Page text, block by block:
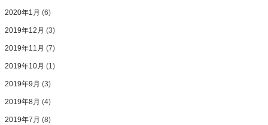
2020年1月 (6)
2019年12月 (3)
2019年11月 (7)
2019年10月 (1)
2019年9月 (3)
2019年8月 (4)
2019年7月 (8)